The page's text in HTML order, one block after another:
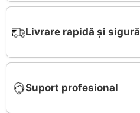
Livrare rapidă și sigură
Suport profesional